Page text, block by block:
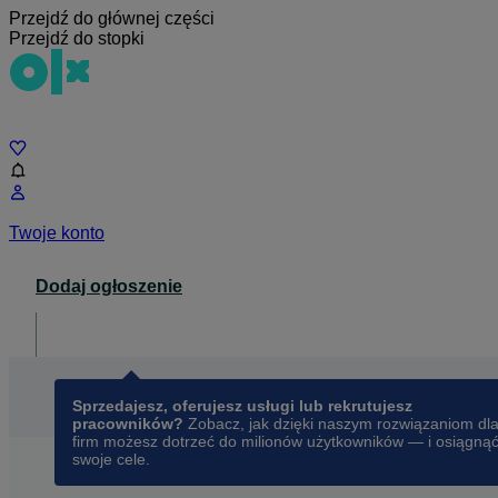
Przejdź do głównej części
Przejdź do stopki
Twoje konto
Dodaj ogłoszenie
Sprzedajesz, oferujesz usługi lub rekrutujesz
pracowników? Zobacz, jak dzięki naszym rozwiązaniom dla
firm możesz dotrzeć do milionów użytkowników — i osiągnąć
swoje cele.